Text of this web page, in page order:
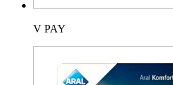
V PAY